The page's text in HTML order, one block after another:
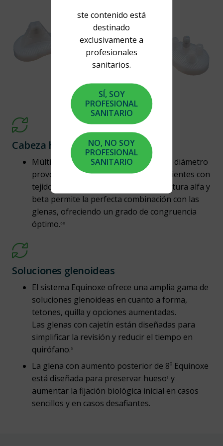
Cabeza humeral
Múltiples alturas de cabeza para cada diámetro
proveen flexibilidad al cirujano en pacientes con
tejidos blandos desafiantes, y la curvatura alfa y
beta permite la perfecta combinación con las
glenas, ofreciendo un grado de congruencia
óptimo. 6-8
Soluciones glenoideas
El sistema Equinoxe ofrece una amplia gama de
soluciones glenoideas en cuanto a forma,
tetones, quilla y opciones aumentadas.
Las glenas con cajetín están diseñadas para
simplificar la revisión y reducir el tiempo en
quirófano. 5
La glena con aumento posterior de 8º Equinoxe
está diseñada para preservar hueso1
y
aumentar la fijación biológica inicial en casos
sencillos y en casos desafiantes.
ste contenido está
destinado
exclusivamente a
profesionales
sanitarios.
SÍ, SOY
PROFESIONAL
SANITARIO
NO, NO SOY
PROFESIONAL
SANITARIO